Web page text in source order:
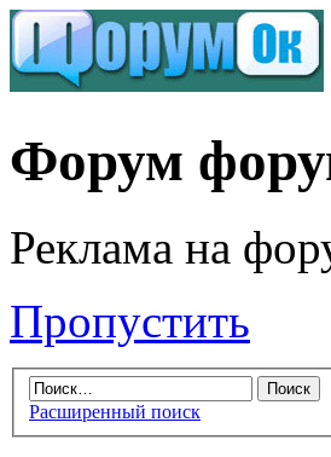
Форум
Реклама на
Пропустить
Расширенный поиск